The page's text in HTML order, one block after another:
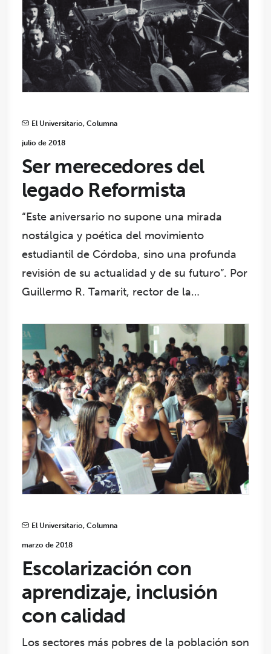
El Universitario, Columna
julio de 2018
Ser merecedores del
legado Reformista
“Este aniversario no supone una mirada
nostálgica y poética del movimiento
estudiantil de Córdoba, sino una profunda
revisión de su actualidad y de su futuro”. Por
Guillermo R. Tamarit, rector de la…
El Universitario, Columna
marzo de 2018
Escolarización con
aprendizaje, inclusión
con calidad
Los sectores más pobres de la población son